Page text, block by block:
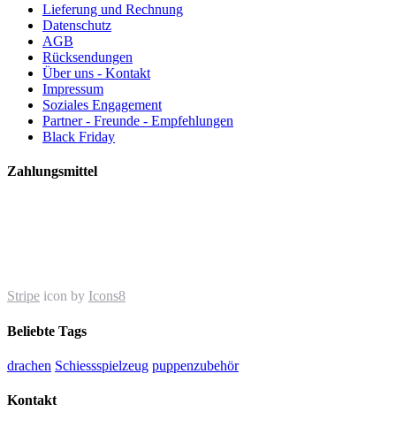
Lieferung und Rechnung
Datenschutz
AGB
Rücksendungen
Über uns - Kontakt
Impressum
Soziales Engagement
Partner - Freunde - Empfehlungen
Black Friday
Zahlungsmittel
Stripe icon by Icons8
Beliebte Tags
drachen Schiessspielzeug puppenzubehör
Kontakt